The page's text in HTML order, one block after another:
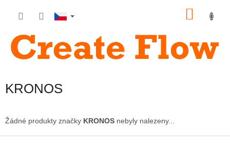
KRONOS
Žádné produkty značky KRONOS nebyly nalezeny...